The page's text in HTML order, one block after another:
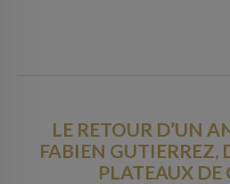
LE RETOUR D’UN
FABIEN GUTIERREZ,
PLATEAUX